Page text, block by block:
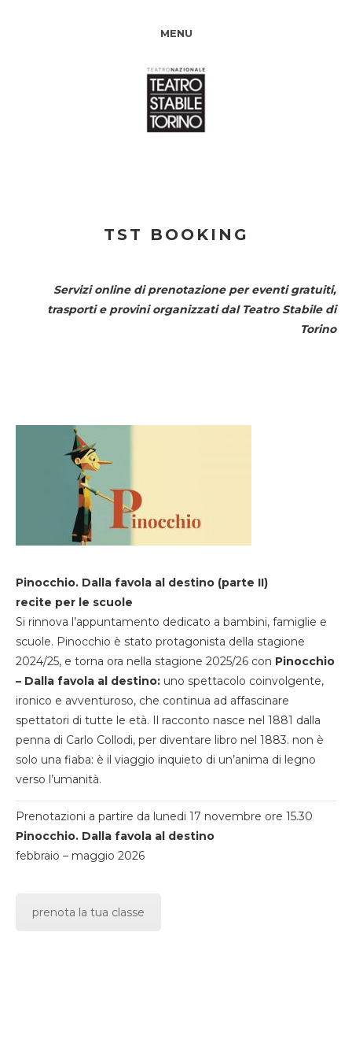
MENU
TST BOOKING
Servizi online di prenotazione per eventi gratuiti,
trasporti e provini organizzati dal Teatro Stabile di
Torino
Pinocchio. Dalla favola al destino (parte II)
recite per le scuole
Si rinnova l’appuntamento dedicato a bambini, famiglie e
scuole. Pinocchio è stato protagonista della stagione
2024/25, e torna ora nella stagione 2025/26 con Pinocchio
– Dalla favola al destino: uno spettacolo coinvolgente,
ironico e avventuroso, che continua ad affascinare
spettatori di tutte le età. Il racconto nasce nel 1881 dalla
penna di Carlo Collodi, per diventare libro nel 1883. non è
solo una fiaba: è il viaggio inquieto di un’anima di legno
verso l’umanità.
Prenotazioni a partire da lunedi 17 novembre ore 15.30
Pinocchio. Dalla favola al destino
febbraio – maggio 2026
prenota la tua classe